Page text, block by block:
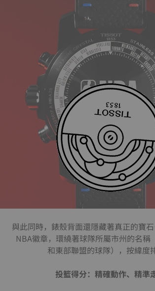
與此同時，錶殼背面還隱藏著真正的寶
NBA徽章，環繞著球隊所屬市州的名稱
和東部聯盟的球隊），按緯度
投籃得分：精確動作、精準